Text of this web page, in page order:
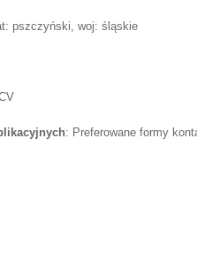
pszczyński, woj: śląskie
: Preferowane formy